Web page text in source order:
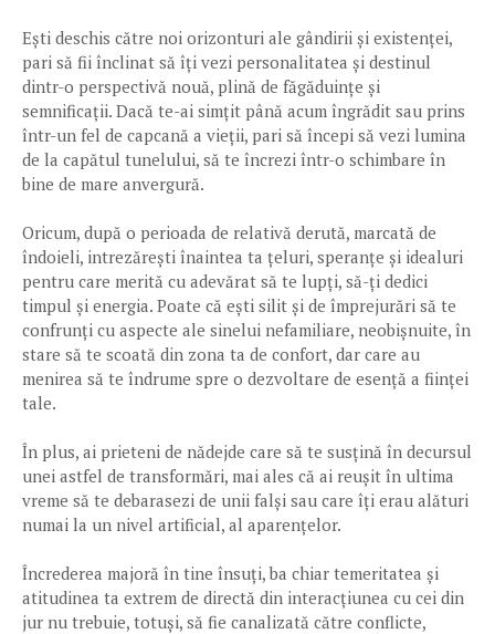
Ești deschis către noi orizonturi ale gândirii și existenței,
pari să fii înclinat să îți vezi personalitatea și destinul
dintr-o perspectivă nouă, plină de făgăduințe și
semnificații. Dacă te-ai simțit până acum îngrădit sau prins
într-un fel de capcană a vieții, pari să începi să vezi lumina
de la capătul tunelului, să te încrezi într-o schimbare în
bine de mare anvergură.
Oricum, după o perioada de relativă derută, marcată de
îndoieli, intrezărești înaintea ta țeluri, speranțe și idealuri
pentru care merită cu adevărat să te lupți, să-ți dedici
timpul și energia. Poate că ești silit și de împrejurări să te
confrunți cu aspecte ale sinelui nefamiliare, neobișnuite, în
stare să te scoată din zona ta de confort, dar care au
menirea să te îndrume spre o dezvoltare de esență a ființei
tale.
În plus, ai prieteni de nădejde care să te susțină în decursul
unei astfel de transformări, mai ales că ai reușit în ultima
vreme să te debarasezi de unii falși sau care îți erau alături
numai la un nivel artificial, al aparențelor.
Încrederea majoră în tine însuți, ba chiar temeritatea și
atitudinea ta extrem de directă din interacțiunea cu cei din
jur nu trebuie, totuși, să fie canalizată către conflicte,